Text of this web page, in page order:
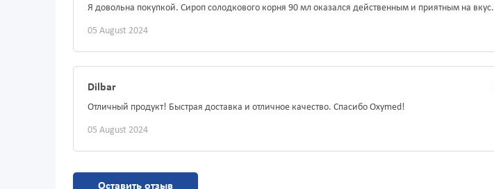
Я довольна покупкой. Сироп солодкового корня 90 мл оказался действенным и приятным на вкус.
05 August 2024
Dilbar
Отличный продукт! Быстрая доставка и отличное качество. Спасибо Oxymed!
05 August 2024
Оставить отзыв